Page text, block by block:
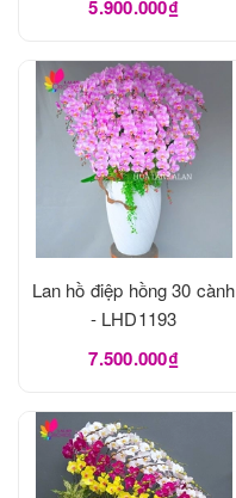
5.900.000₫
Lan hồ điệp hồng 30 cành
- LHD1193
7.500.000₫